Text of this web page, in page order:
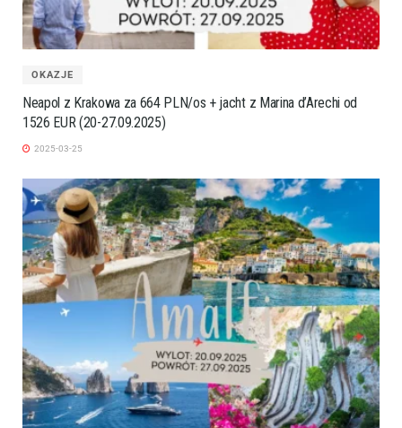
OKAZJE
Neapol z Krakowa za 664 PLN/os + jacht z Marina d’Arechi od
1526 EUR (20-27.09.2025)
2025-03-25